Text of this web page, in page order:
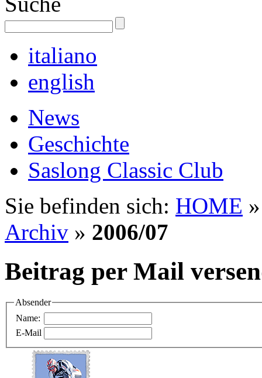
italiano
english
News
Geschichte
Saslong Classic Club
Sie befinden sich: HOME
Archiv » 2006/07
Beitrag per Mail
Absender
Name:
E-Mail